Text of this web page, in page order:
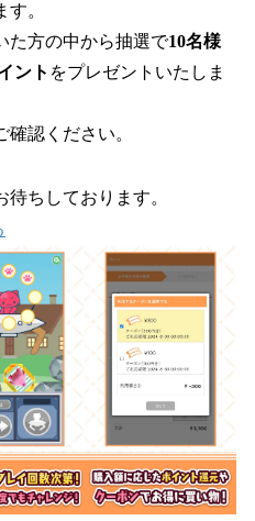
。
た方の中から抽選で10名様
ント をプレゼントいたしま
認ください。
ちしております。